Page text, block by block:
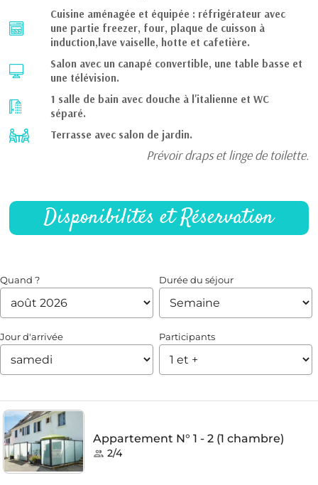
Cuisine aménagée et équipée : réfrigérateur avec
une partie freezer, four, plaque de cuisson à
induction,lave vaiselle, hotte et cafetière.
Salon avec un canapé convertible, une table basse et
une télévision.
1 salle de bain avec douche à l'italienne et WC
séparé.
Terrasse avec salon de jardin.
Prévoir draps et linge de toilette.
Disponibilités et Réservation